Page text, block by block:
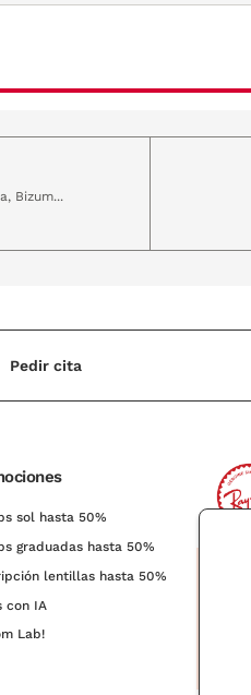
Bizum...
Pedir cita
sol hasta 50%
graduadas hasta 50%
lentillas hasta 50%
con IA
Lab!